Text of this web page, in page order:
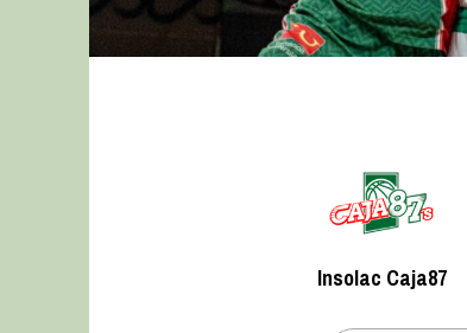
Insolac Caja87